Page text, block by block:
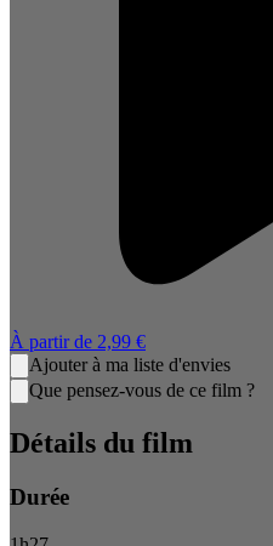
À partir de 2,99 €
Ajouter à ma liste d'envies
Que pensez-vous de ce film ?
Détails du film
Durée